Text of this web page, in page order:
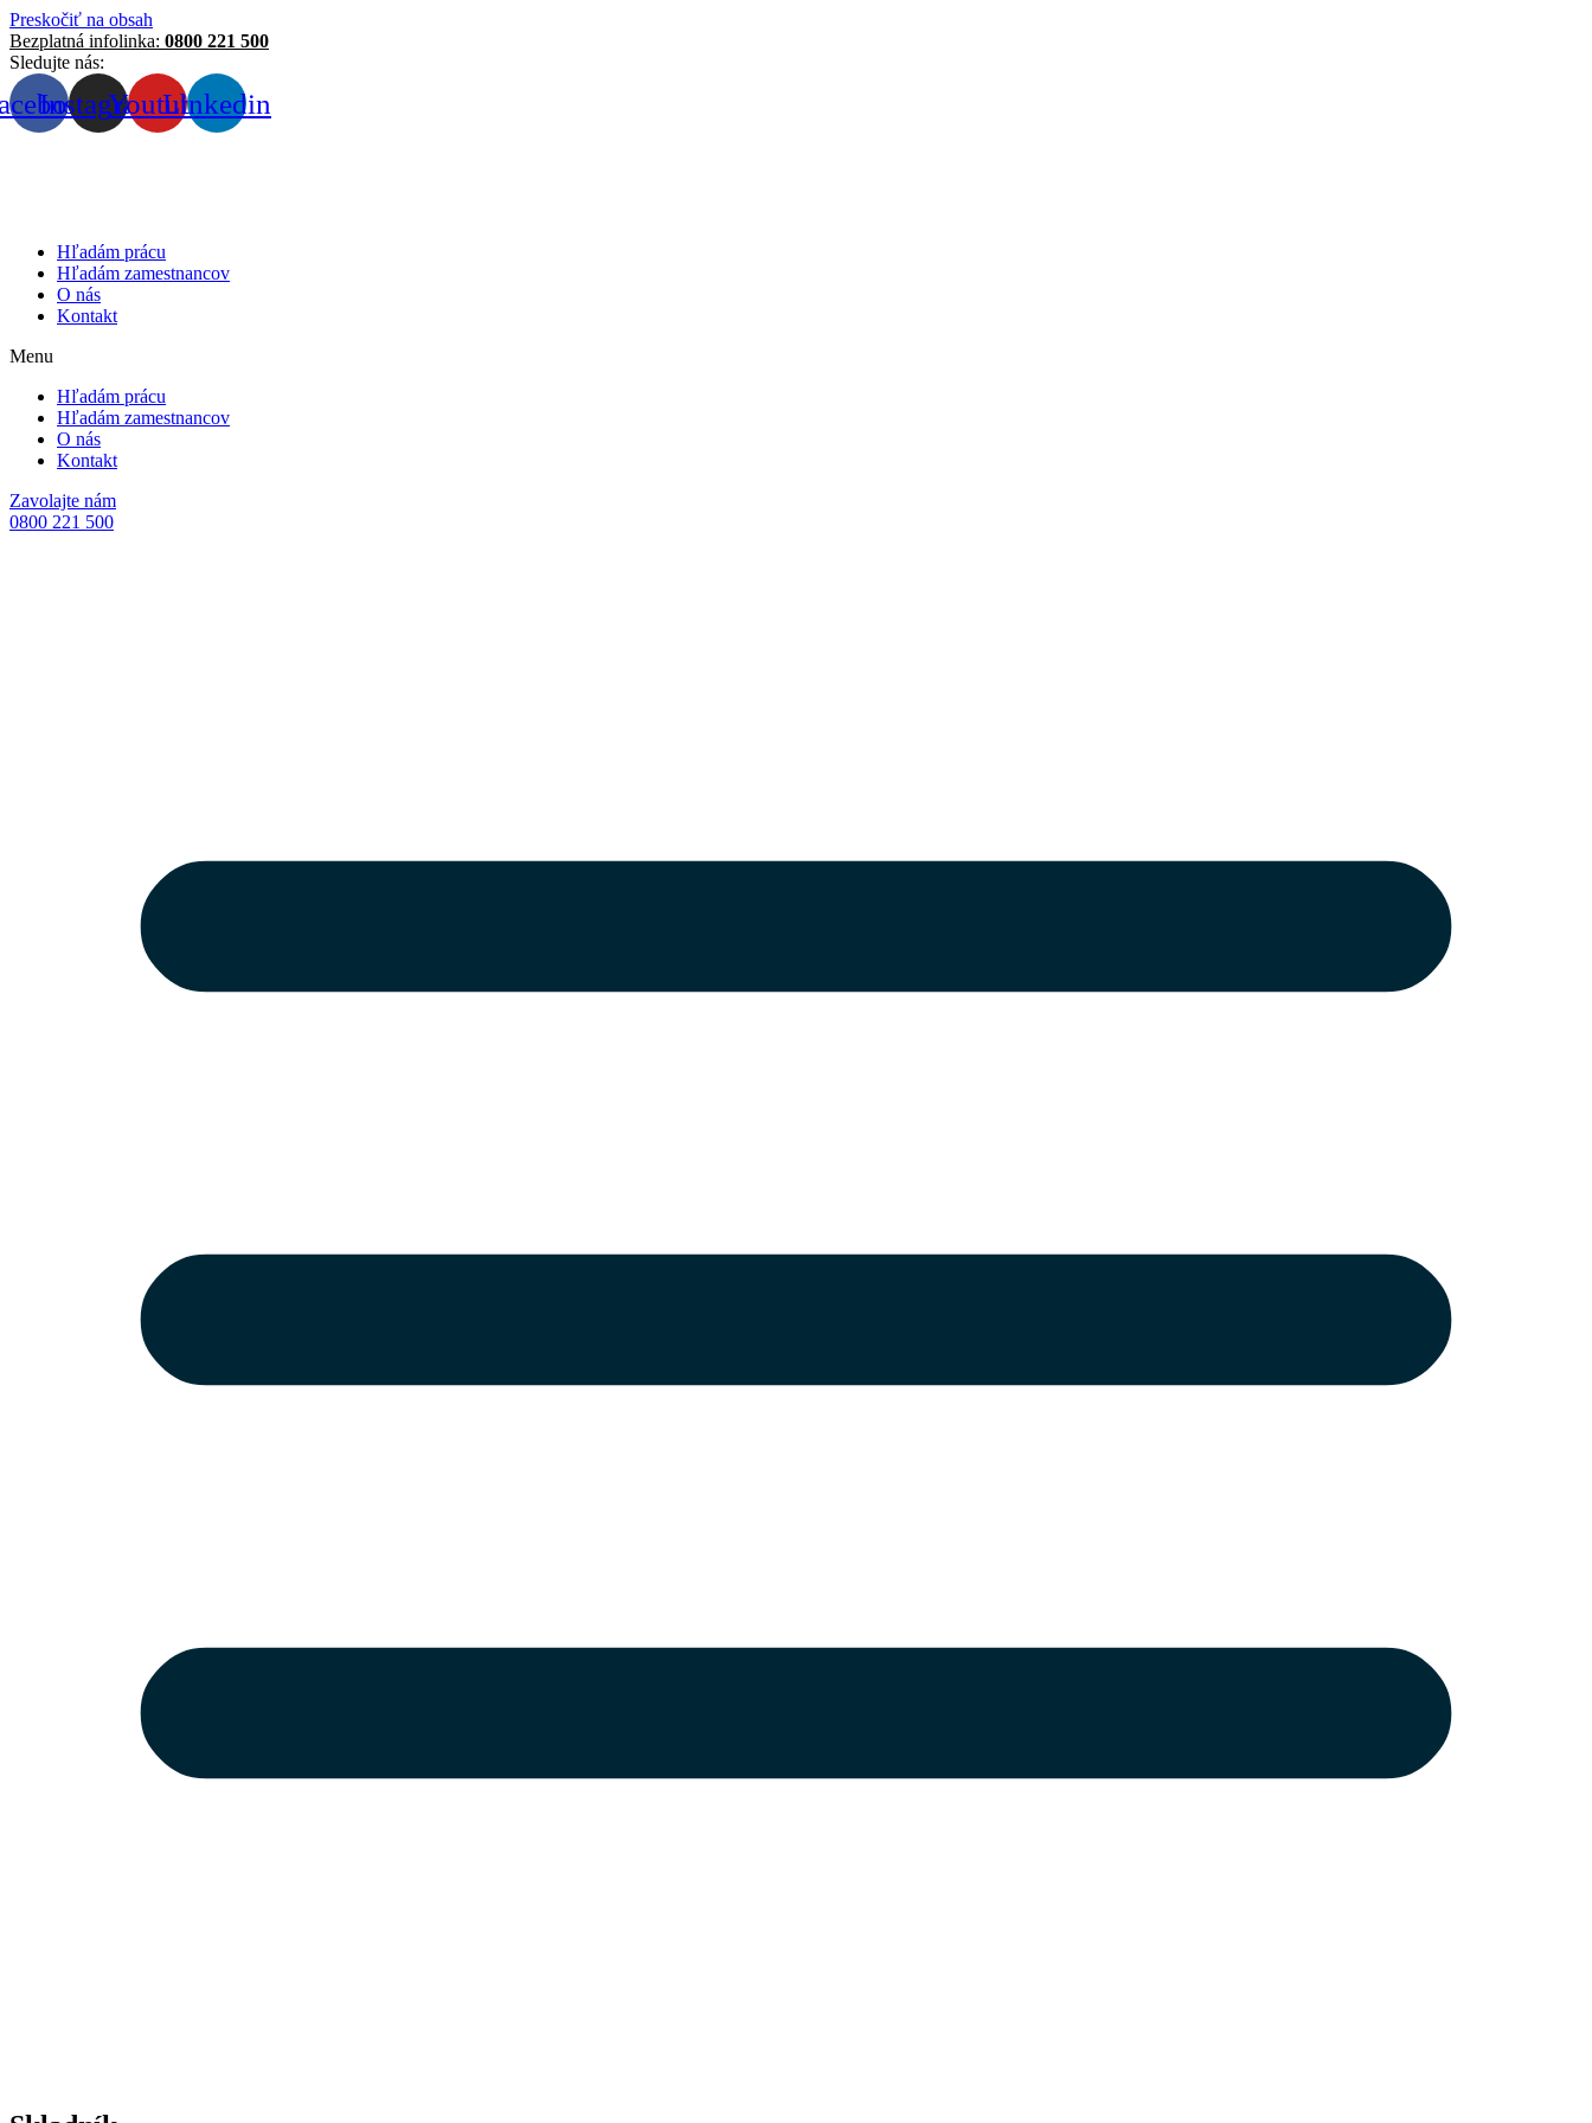
Preskočiť na obsah
Bezplatná infolinka: 0800 221 500
Sledujte nás:
InstagramYoutubeLinkedin
Hľadám prácu
Hľadám zamestnancov
O nás
Kontakt
Menu
Hľadám prácu
Hľadám zamestnancov
O nás
Kontakt
Zavolajte nám
0800 221 500